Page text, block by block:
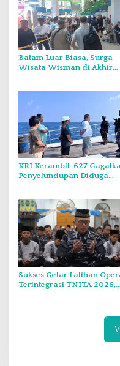
Batam Luar Biasa, Surga
Wisata Wisman di Akhir
KRI Kerambit-627
Penyelundupan Diduga
Sukses Gelar Latihan
Terintegrasi TNITA 2026,